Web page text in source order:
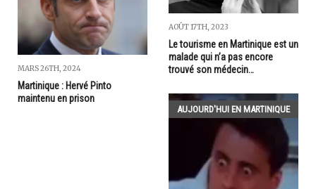
MARS 26TH, 2024
Martinique : Hervé Pinto
maintenu en prison
AOÛT 17TH, 2023
Le tourisme en Martinique est un
malade qui n’a pas encore
trouvé son médecin…
AUJOURD'HUI EN MARTINIQUE